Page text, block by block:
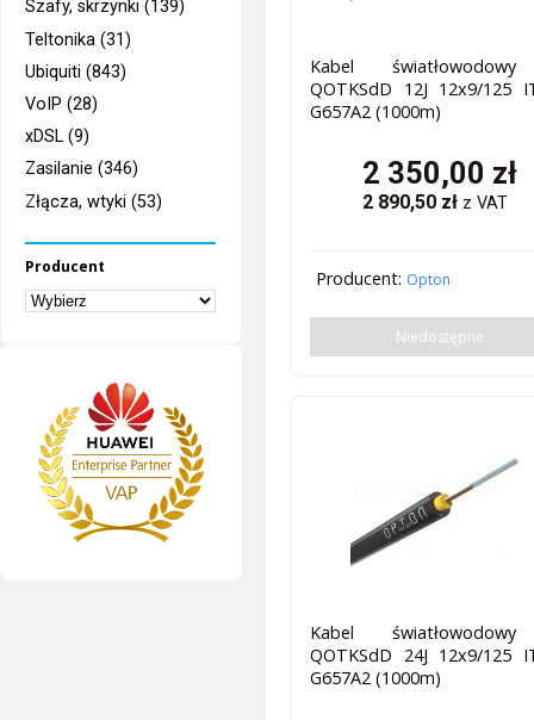
Szafy, skrzynki (139)
Teltonika (31)
Ubiquiti (843)
VoIP (28)
xDSL (9)
Zasilanie (346)
Złącza, wtyki (53)
Producent
Kabel
QOTKSdD 12J 12x9/125
G657A2 (1000m)
2 350,00 zł
2 890,50 zł z VAT
Producent: Opton
Niedostępne
Kabel
QOTKSdD 24J 12x9/125
G657A2 (1000m)